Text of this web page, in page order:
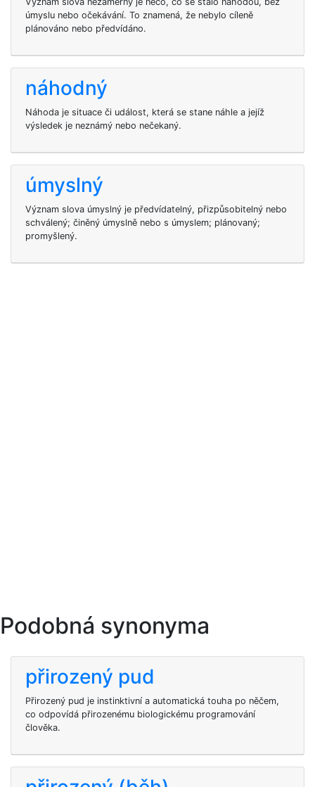
úmyslu nebo očekávání. To znamená, že nebylo cíleně
plánováno nebo předvídáno.
náhodný
Náhoda je situace či událost, která se stane náhle a jejíž
výsledek je neznámý nebo nečekaný.
úmyslný
Význam slova úmyslný je předvídatelný, přizpůsobitelný nebo
schválený; činěný úmyslně nebo s úmyslem; plánovaný;
promyšlený.
Podobná synonyma
přirozený pud
Přirozený pud je instinktivní a automatická touha po něčem,
co odpovídá přirozenému biologickému programování
člověka.